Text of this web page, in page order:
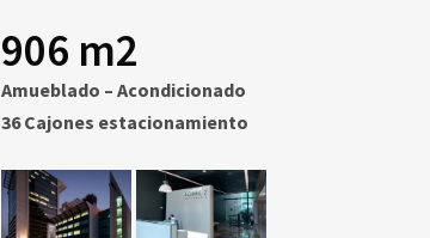
906 m2
Amueblado – Acondicionado
36 Cajones estacionamiento